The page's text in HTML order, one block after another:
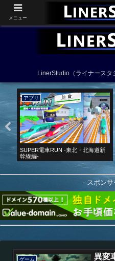
LinerStudio（ライナース
unityroom
飛べ！リニア中央新幹線 [unity
room版]
- スポン
ゲーム 異変
メニュー